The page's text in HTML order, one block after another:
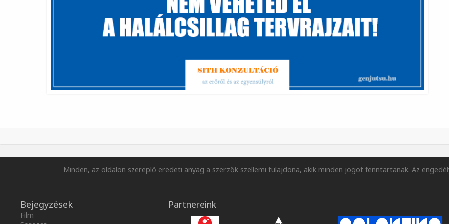
Minden, az oldalon szereplő eredeti anyag a szerzők szellemi tulajdona, akik minden jogot fenntartanak. Az
Bejegyzések
Film
Partnereink